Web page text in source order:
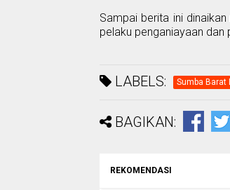
Sampai berita ini
pelaku penganiayaan
LABELS: Sumba Barat
BAGIKAN:
REKOMENDASI